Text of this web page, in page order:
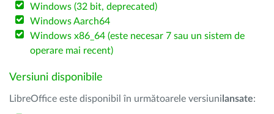
Windows (32 bit, deprecated)
Windows Aarch64
Windows x86_64 (este necesar 7 sau un sistem de
operare mai recent)
Versiuni disponibile
LibreOffice este disponibil în următoarele versiuni lansate: